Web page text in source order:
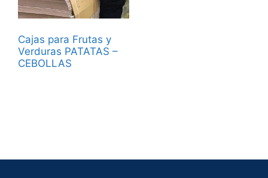
Cajas para Frutas y
Verduras PATATAS –
CEBOLLAS